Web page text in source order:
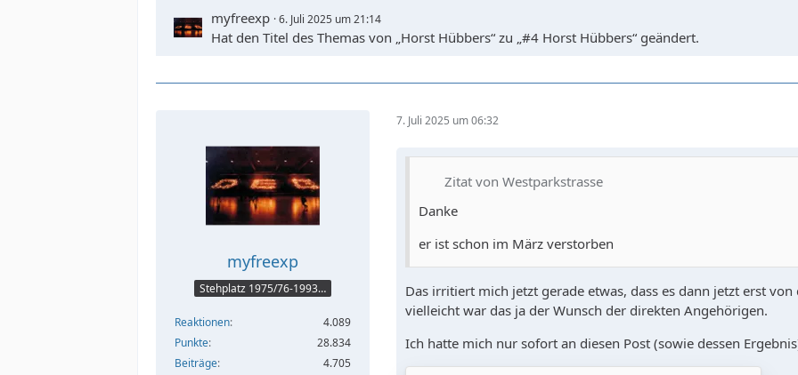
myfreexp 6. Juli 2025 um 21:14
Hat den Titel des Themas von „Horst Hübbers“ zu „#4 Horst Hübbers“ geändert.
myfreexp
Stehplatz 1975/76-1993/94
Reaktionen
4.089
Punkte
28.834
Beiträge
4.705
7. Juli 2025 um 06:32
Zitat von Westparkstrasse
Danke
er ist schon im März verstorben
Das irritiert mich jetzt gerade etwas, dass es dann jetzt erst
vielleicht war das ja der Wunsch der direkten Angehörigen.
Ich hatte mich nur sofort an diesen Post (sowie dessen